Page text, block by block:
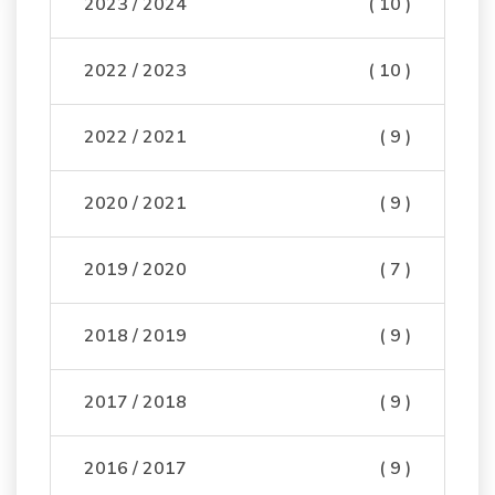
2022 / 2023 ( 10 )
2022 / 2021 ( 9 )
2020 / 2021 ( 9 )
2019 / 2020 ( 7 )
2018 / 2019 ( 9 )
2017 / 2018 ( 9 )
2016 / 2017 ( 9 )